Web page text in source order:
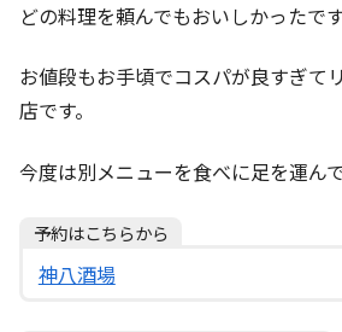
どの料理を頼んでもおいしかったです
お値段もお手頃でコスパが良すぎて
店です。
今度は別メニューを食べに足を運んで
予約はこちらから
神八酒場